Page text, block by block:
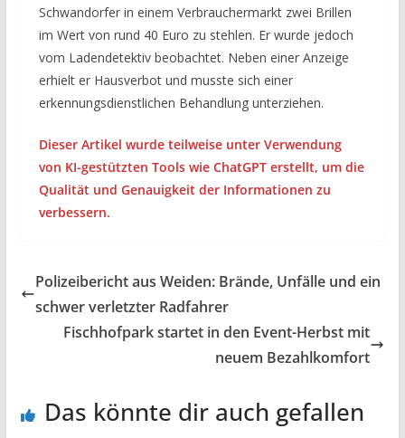
Schwandorfer in einem Verbrauchermarkt zwei Brillen
im Wert von rund 40 Euro zu stehlen. Er wurde jedoch
vom Ladendetektiv beobachtet. Neben einer Anzeige
erhielt er Hausverbot und musste sich einer
erkennungsdienstlichen Behandlung unterziehen.
Dieser Artikel wurde teilweise unter Verwendung
von KI-gestützten Tools wie ChatGPT erstellt, um die
Qualität und Genauigkeit der Informationen zu
verbessern.
Polizeibericht aus Weiden: Brände, Unfälle und ein
schwer verletzter Radfahrer
Fischhofpark startet in den Event-Herbst mit
neuem Bezahlkomfort
Das könnte dir auch gefallen